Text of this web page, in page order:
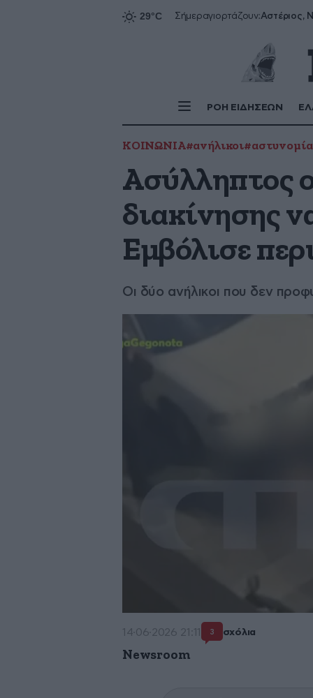
Σήμεραγιορτάζουν:Αστέριος,
ΡΟΗ ΕΙΔΗΣΕΩΝ
ΚΟΙΝΩΝΙΑ#ανήλικοι#αστυνομία
Ασύλληπτος
διακίνησης
Εμβόλισε
Οι δύο ανήλικοι που δεν
14·06·2026 21:11 3 σχόλια
Newsroom